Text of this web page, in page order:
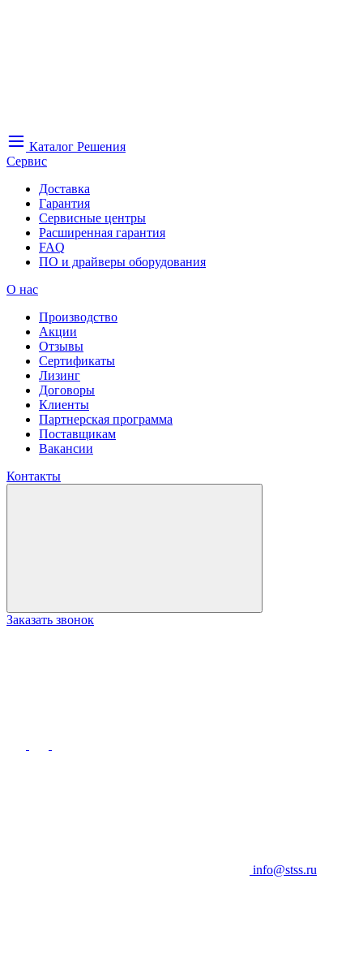
Каталог Решения
Сервис
Доставка
Гарантия
Сервисные центры
Расширенная гарантия
FAQ
ПО и драйверы оборудования
О нас
Производство
Акции
Отзывы
Сертификаты
Лизинг
Договоры
Клиенты
Партнерская программа
Поставщикам
Вакансии
Контакты
Заказать звонок
info@stss.ru